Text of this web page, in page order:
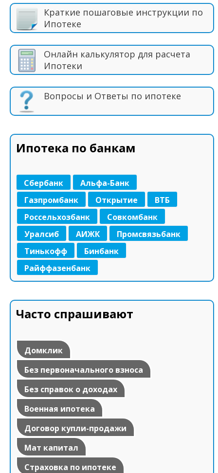
Краткие пошаговые инструкции по
Ипотеке
Онлайн калькулятор для расчета
Ипотеки
Вопросы и Ответы по ипотеке
Ипотека по банкам
Сбербанк
Альфа-Банк
Газпромбанк
Открытие
ВТБ
Россельхозбанк
Совкомбанк
Уралсиб
АИЖК
Промсвязьбанк
Тинькофф
Бинбанк
Райффазенбанк
Часто спрашивают
Домклик
Без первоначального взноса
Без справок о доходах
Военная ипотека
Договор купли-продажи
Мат капитал
Страховка по ипотеке